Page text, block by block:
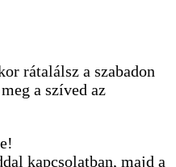
rátalálsz a szabadon
a szíved az
kapcsolatban, majd a